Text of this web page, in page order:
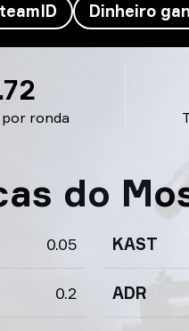
Dinheiro
ronda
do
0.05 KAST
0.2 ADR